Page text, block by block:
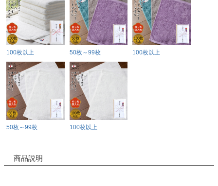
100枚以上 50枚～99枚 100枚以上
50枚～99枚 100枚以上
商品説明